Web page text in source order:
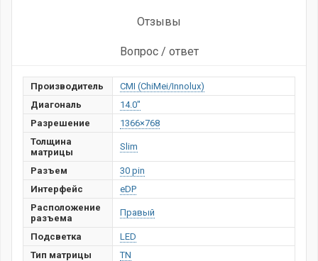
Отзывы
Вопрос / ответ
Производитель
CMI (ChiMei/Innolux)
Диагональ
14.0"
Разрешение
1366×768
Толщина
матрицы
Slim
Разъем
30 pin
Интерфейс
eDP
Расположение
разъема
Правый
Подсветка
LED
Тип матрицы
TN